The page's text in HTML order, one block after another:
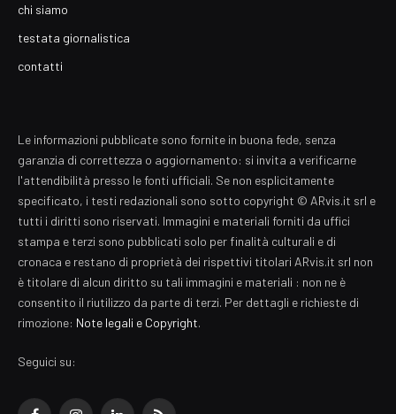
chi siamo
testata giornalistica
contatti
Le informazioni pubblicate sono fornite in buona fede, senza
garanzia di correttezza o aggiornamento: si invita a verificarne
l'attendibilità presso le fonti ufficiali. Se non esplicitamente
specificato, i testi redazionali sono sotto copyright © ARvis.it srl e
tutti i diritti sono riservati. Immagini e materiali forniti da uffici
stampa e terzi sono pubblicati solo per finalità culturali e di
cronaca e restano di proprietà dei rispettivi titolari ARvis.it srl non
è titolare di alcun diritto su tali immagini e materiali : non ne è
consentito il riutilizzo da parte di terzi. Per dettagli e richieste di
rimozione: Note legali e Copyright.
Seguici su: